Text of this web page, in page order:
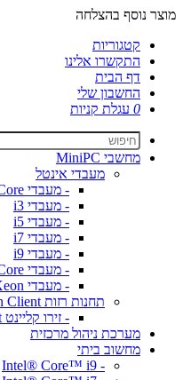
מוצר נוסף בהצלחה
קטגוריות
התקשרו אלינו
דף הבית
החשבון שלי
0 עגלת קניות
מחשבי MiniPC
מעבדי אינטל
- מעבדי Dual Core
- מעבדי i3
- מעבדי i5
- מעבדי i7
- מעבדי i9
- מעבדי Quad Core
- מעבדי Xeon
תחנות רזות Thin Client
- זירו קליינט Zero Client
מערכת ניהול מרכזית
מחשוב ביתי
- Intel® Core™ i9